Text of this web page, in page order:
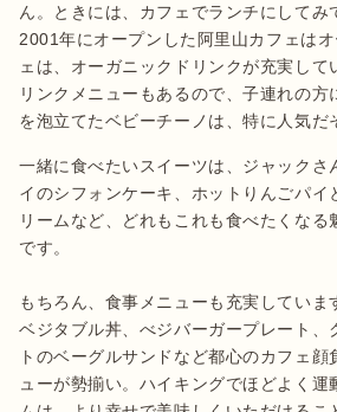
ん。ときには、カフェでランチにしてみ
2001年にオープンした阿里山カフェは
ェは、オーガニックドリンクが充実して
リンクメニューもあるので、子連れの方
を泡立てたベビーチーノは、特に人気だ
一緒に食べたいスイーツは、ジャックさ
イのシフォンケーキ、ホットりんごパイ
リームなど、どれもこれも食べたくなる
です。
もちろん、食事メニューも充実していま
ベジタブル丼、べジバーガープレート、
トのベーグルサンドなど都心のカフェ顔
ューが勢揃い。ハイキングでほどよく運